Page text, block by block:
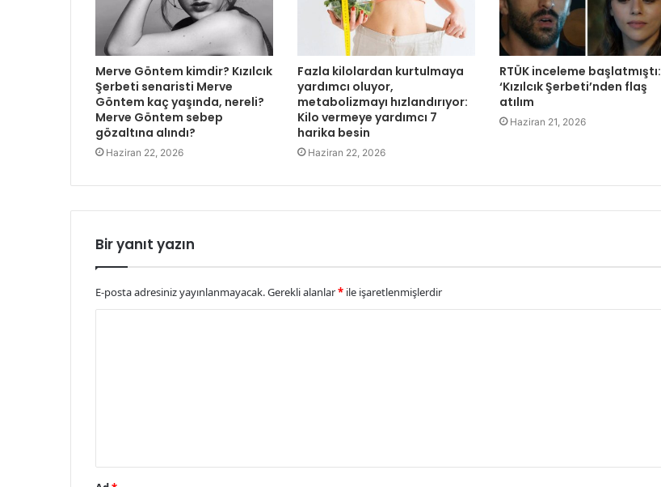
Merve Göntem kimdir? Kızılcık
Şerbeti senaristi Merve
Göntem kaç yaşında, nereli?
Merve Göntem sebep
gözaltına alındı?
Haziran 22, 2026
Fazla kilolardan kurtulmaya
yardımcı oluyor,
metabolizmayı hızlandırıyor:
Kilo vermeye yardımcı 7
harika besin
Haziran 22, 2026
RTÜK inceleme başlatmıştı:
‘Kızılcık Şerbeti’nden flaş
atılım
Haziran 21, 2026
Bir yanıt yazın
E-posta adresiniz yayınlanmayacak.Gerekli alanlar* ile işaretlenmişlerdir